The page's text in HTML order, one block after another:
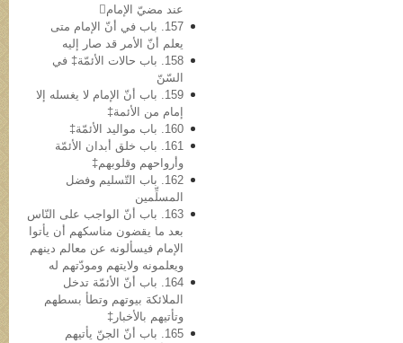
عند مضيّ الإمام
157. باب في أنّ الإمام متی
یعلم أنّ الأمر قد صار إلیه
158. باب حالات الأئمّة‡ في
السّنّ
159. باب أنّ الإمام لا یغسله إلا
إمام من الأئمة‡
160. باب موالید الأئمّة‡
161. باب خلق أبدان الأئمّة
وأرواحهم وقلوبهم‡
162. باب التّسلیم وفضل
المسلِّمین
163. باب أنّ الواجب علی النّاس
بعد ما یقضون مناسکهم أن یأتوا
الإمام فیسألونه عن معالم دینهم
ویعلمونه ولایتهم ومودّتهم له
164. باب أنّ الأئمّة تدخل
الملائکة بیوتهم وتطأ بسطهم
وتأتیهم بالأخبار‡
165. باب أنّ الجنّ یأتیهم